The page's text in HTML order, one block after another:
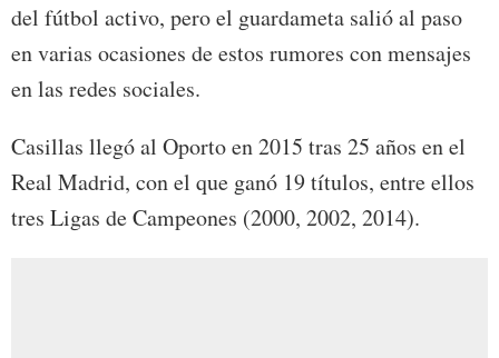
del fútbol activo, pero el guardameta salió al paso
en varias ocasiones de estos rumores con mensajes
en las redes sociales.
Casillas llegó al Oporto en 2015 tras 25 años en el
Real Madrid, con el que ganó 19 títulos, entre ellos
tres Ligas de Campeones (2000, 2002, 2014).